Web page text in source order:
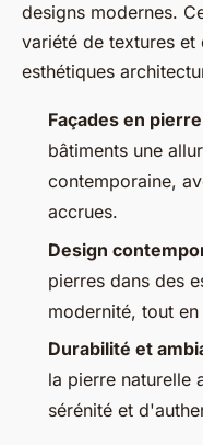
designs modernes.
variété de textures
esthétiques
Façades en
bâtiments une
contemporaine,
accrues.
Design
pierres dans des
modernité, tout
Durabilité et
la pierre naturelle
sérénité et